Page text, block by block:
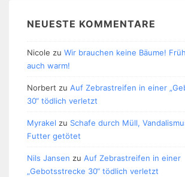
NEUESTE KOMMENTARE
Nicole zu Wir brauchen keine Bäume!
auch warm!
Norbert zu Auf Zebrastreifen in einer
30“ tödlich verletzt
Myrakel zu Schafe durch Müll,
Futter getötet
Nils Jansen zu Auf Zebrastreifen in einer
„Gebotsstrecke 30“ tödlich verletzt